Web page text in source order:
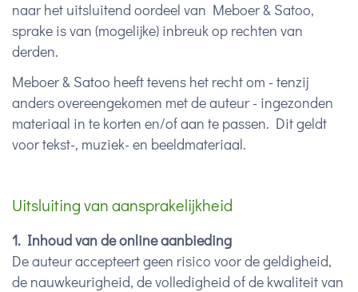
naar het uitsluitend oordeel van Meboer & Satoo,
sprake is van (mogelijke) inbreuk op rechten van
derden.
Meboer & Satoo heeft tevens het recht om - tenzij
anders overeengekomen met de auteur - ingezonden
materiaal in te korten en/of aan te passen. Dit geldt
voor tekst-, muziek- en beeldmateriaal.
Uitsluiting van aansprakelijkheid
1. Inhoud van de online aanbieding
De auteur accepteert geen risico voor de geldigheid,
de nauwkeurigheid, de volledigheid of de kwaliteit van